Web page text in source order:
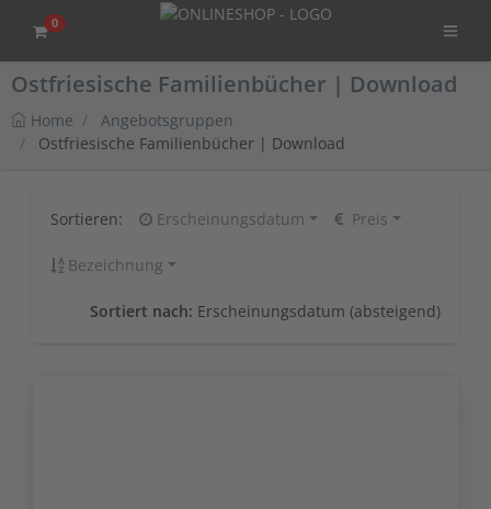
0
Ostfriesische Familienbücher | Download
Home
Angebotsgruppen
Ostfriesische Familienbücher | Download
Sortieren: Erscheinungsdatum Preis
Bezeichnung
Sortiert nach: Erscheinungsdatum (absteigend)